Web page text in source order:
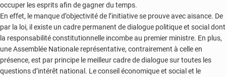
occuper les esprits afin de gagner du temps.
En effet, le manque d’objectivité de l’initiative se prouve avec aisance. De
par la loi, il existe un cadre permanent de dialogue politique et social dont
la responsabilité constitutionnelle incombe au premier ministre. En plus,
une Assemblée Nationale représentative, contrairement à celle en
présence, est par principe le meilleur cadre de dialogue sur toutes les
questions d’intérêt national. Le conseil économique et social et le